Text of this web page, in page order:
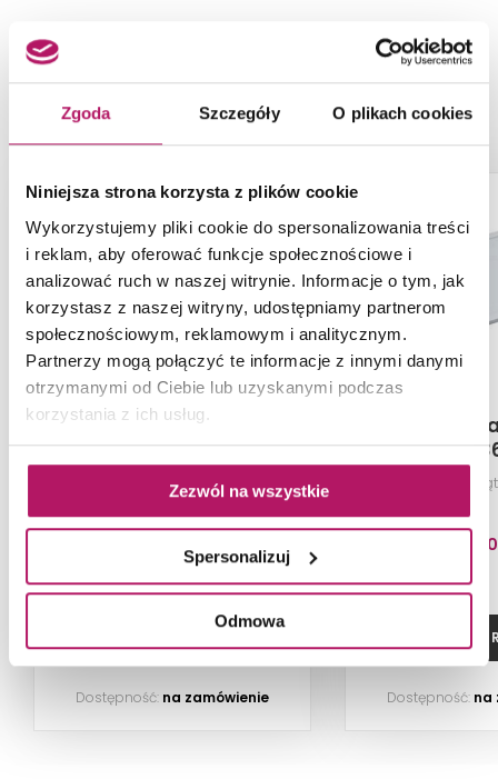
Zgoda Szczegóły O plikach cookies
Niniejsza strona korzysta z plików cookie
Wykorzystujemy pliki cookie do spersonalizowania treści
i reklam, aby oferować funkcje społecznościowe i
analizować ruch w naszej witrynie. Informacje o tym, jak
korzystasz z naszej witryny, udostępniamy partnerom
społecznościowym, reklamowym i analitycznym.
Partnerzy mogą połączyć te informacje z innymi danymi
otrzymanymi od Ciebie lub uzyskanymi podczas
korzystania z ich usług.
Zezwól na wszystkie
Spersonalizuj
Odmowa
PRODUKTY Z KOLEKCJI
NASZE PROPOZYCJE ZAMIAST
PRODUKTU SCHEDPOL CORRINA
3.048
New Trendy Mild B-0640
Brodzik prostokątny, 90x120x4,5
cm, biały
Dostępność: na zamówienie
Schedpol
Brodzik
1
ZOBACZ
Dostępność: na